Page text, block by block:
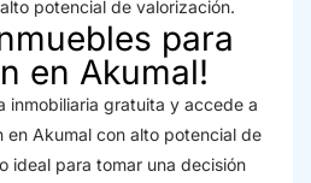
potencial de valorización.
para
en Akumal!
inmobiliaria gratuita y accede a
en Akumal con alto potencial de
ideal para tomar una decisión